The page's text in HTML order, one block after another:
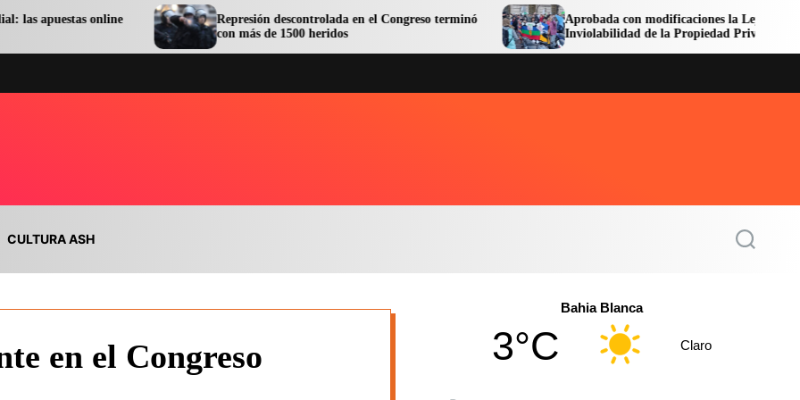
online
Represión descontrolada en el Congreso terminó
con más de 1500 heridos
Aprobada con modificaciones la Ley de
Inviolabilidad de la Propiedad Privada
CULTURA ASH
S
en el Congreso
Bahia Blanca
3°C Claro